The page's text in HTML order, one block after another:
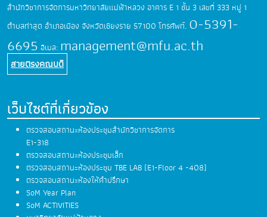
สำนักวิชาการจัดการมหาวิทยาลัยแม่ฟ้าหลวง อาคาร E 1 ชั้น 3 เลขที่ 333 หมู่ 1
ตำบลท่าสุด อำเภอเมือง จังหวัดเชียงราย 57100 โทรศัพท์. 0-5391-
6695 อีเมล: management@mfu.ac.th
สายตรงคณบดี
เว็บไซต์ที่เกี่ยวข้อง
ตรวจสอบสถานะห้องประชุมสำนักวิชาการจัดการ
E1-318
ตรวจสอบสถานะห้องประชุมเล็ก
ตรวจสอบสถานะห้องประชุม TBE LAB (E1-Floor 4 -408)
ตรวจสอบสถานะห้องให้คำปรึกษา
SoM Year Plan
SoM ACTIVITIES